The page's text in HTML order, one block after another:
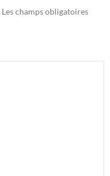
Les champs obligatoires